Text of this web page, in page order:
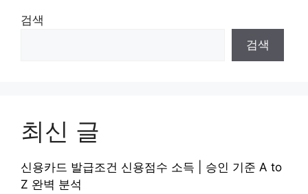
검색
검색
최신 글
신용카드 발급조건 신용점수 소득 | 승인 기준 A to
Z 완벽 분석